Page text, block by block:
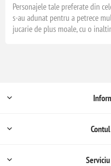
Personajele tale preferate din
s-au adunat pentru a petrece
jucarie de plus moale, cu o